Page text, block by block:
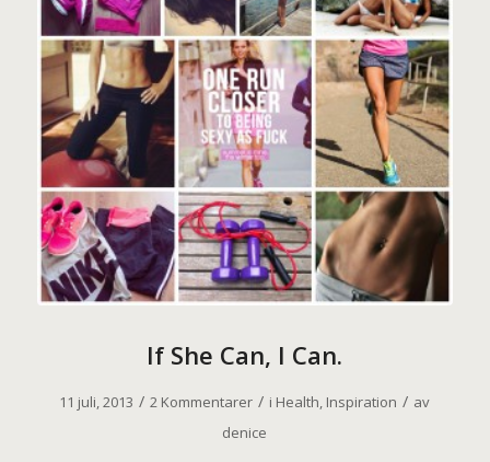
If She Can, I Can.
11 juli, 2013 / 2 Kommentarer / i Health, Inspiration / av
denice